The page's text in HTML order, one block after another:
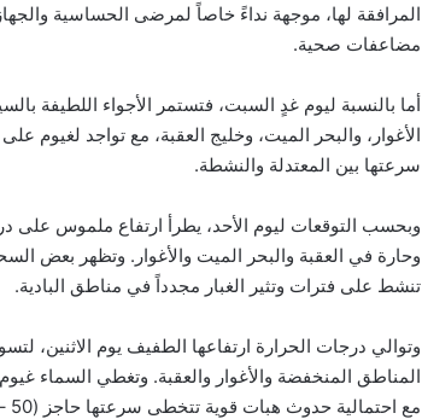
المرافقة لها، موجهة نداءً خاصاً لمرضى الحساسية
مضاعفات صحية.
أما بالنسبة ليوم غدٍ السبت، فتستمر الأجواء
الأغوار، والبحر الميت، وخليج العقبة، مع تواجد لغيوم
سرعتها بين المعتدلة والنشطة.
وبحسب التوقعات ليوم الأحد، يطرأ ارتفاع ملموس على
وحارة في العقبة والبحر الميت والأغوار. وتظهر بعض
تنشط على فترات وتثير الغبار مجدداً في مناطق البادية.
وتوالي درجات الحرارة ارتفاعها الطفيف يوم الاثنين،
المناطق المنخفضة والأغوار والعقبة. وتغطي السماء